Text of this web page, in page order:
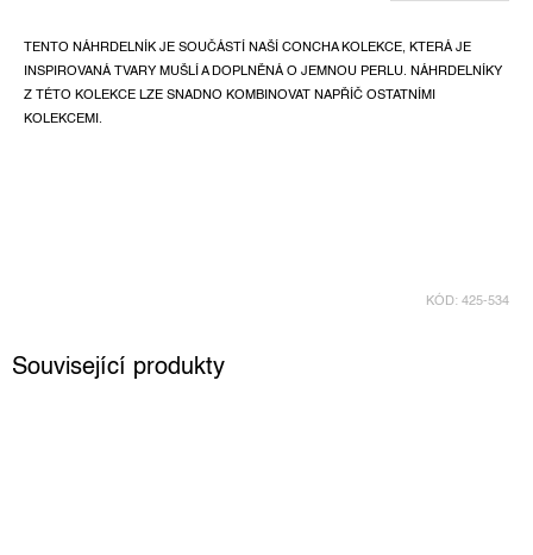
TENTO NÁHRDELNÍK JE SOUČÁSTÍ NAŠÍ CONCHA KOLEKCE, KTERÁ JE
INSPIROVANÁ TVARY MUŠLÍ A DOPLNĚNÁ O JEMNOU PERLU. NÁHRDELNÍKY
Z TÉTO KOLEKCE LZE SNADNO KOMBINOVAT NAPŘÍČ OSTATNÍMI
KOLEKCEMI.
KÓD: 425-534
Související produkty